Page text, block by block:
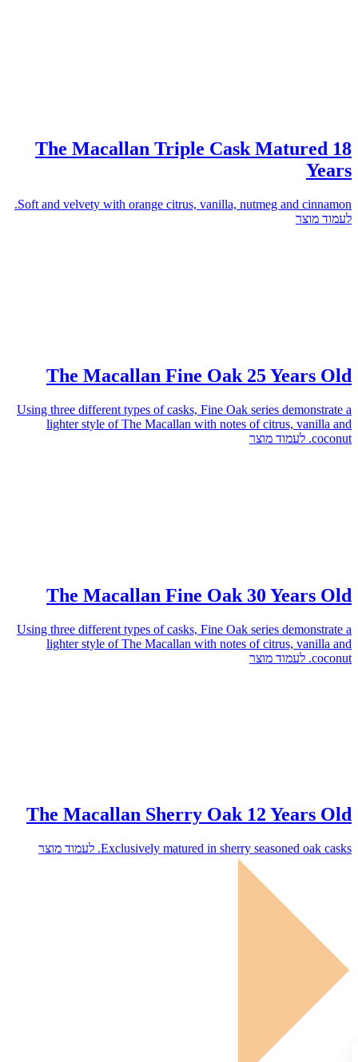
The Macallan Triple Cask Matured 18
Years
Soft and velvety with orange citrus, vanilla, nutmeg and cinnamon.
לעמוד מוצר
The Macallan Fine Oak 25 Years Old
Using three different types of casks, Fine Oak series demonstrate a
lighter style of The Macallan with notes of citrus, vanilla and
coconut. לעמוד מוצר
The Macallan Fine Oak 30 Years Old
Using three different types of casks, Fine Oak series demonstrate a
lighter style of The Macallan with notes of citrus, vanilla and
coconut. לעמוד מוצר
The Macallan Sherry Oak 12 Years Old
Exclusively matured in sherry seasoned oak casks. לעמוד מוצר